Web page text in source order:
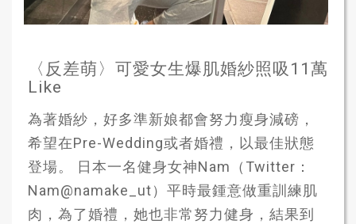
〈反差萌〉可愛女生爆肌婚紗照吸11萬
Like
為著婚紗，好多準新娘都會努力瘦身減磅，
希望在Pre-Wedding或者婚禮，以最佳狀態
登場。 日本一名健身女神Nam（Twitter：
Nam@namake_ut）平時最鍾意做重訓練肌
肉，為了婚禮，她也非常努力健身，結果到